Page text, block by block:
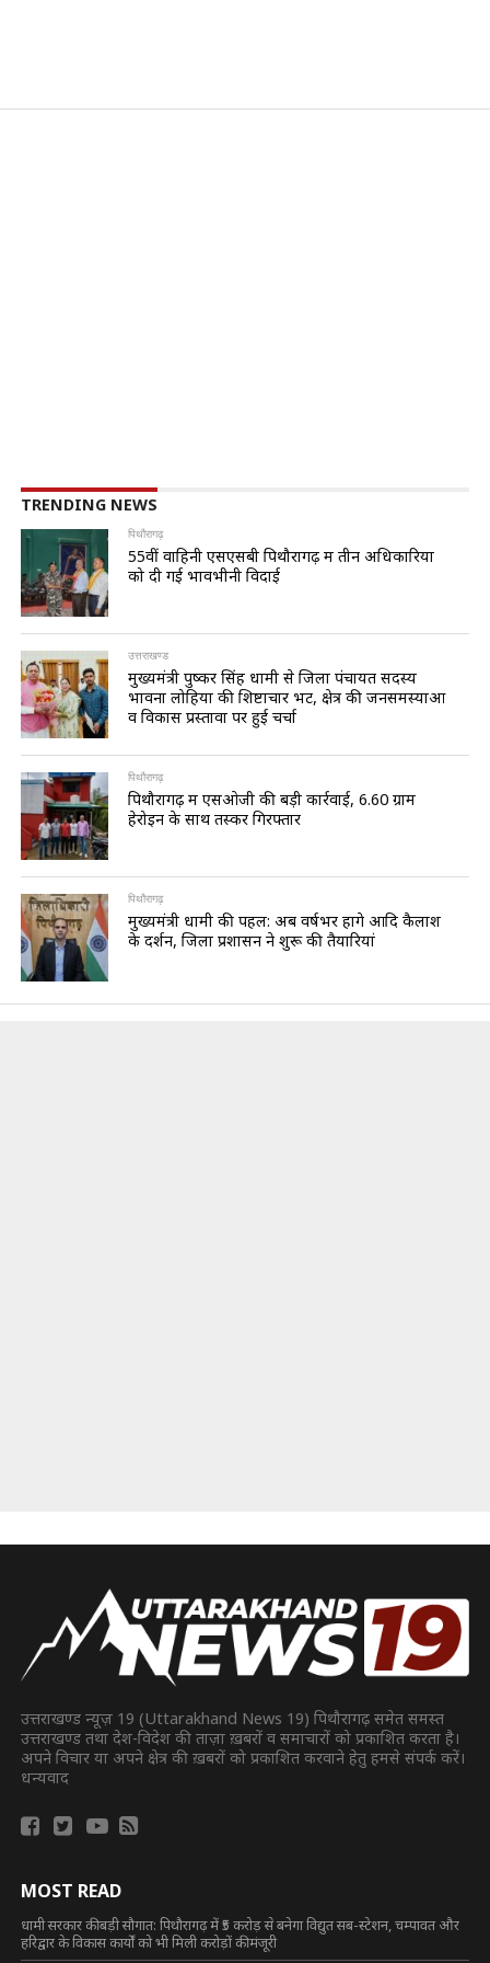
TRENDING NEWS
पिथौरागढ़
55वीं वाहिनी एसएसबी पिथौरागढ़ में तीन अधिकारियों
को दी गई भावभीनी विदाई
उत्तराखण्ड
मुख्यमंत्री पुष्कर सिंह धामी से जिला पंचायत सदस्य
भावना लोहिया की शिष्टाचार भेंट, क्षेत्र की जनसमस्याओं
व विकास प्रस्तावों पर हुई चर्चा
पिथौरागढ़
पिथौरागढ़ में एसओजी की बड़ी कार्रवाई, 6.60 ग्राम
हेरोइन के साथ तस्कर गिरफ्तार
पिथौरागढ़
मुख्यमंत्री धामी की पहल: अब वर्षभर होंगे आदि कैलाश
के दर्शन, जिला प्रशासन ने शुरू की तैयारियां
उत्तराखण्ड न्यूज़ 19 (Uttarakhand News 19) पिथौरागढ़ समेत समस्त
उत्तराखण्ड तथा देश-विदेश की ताज़ा ख़बरों व समाचारों को प्रकाशित करता है।
अपने विचार या अपने क्षेत्र की ख़बरों को प्रकाशित करवाने हेतु हमसे संपर्क करें।
धन्यवाद
MOST READ
धामी सरकार की बड़ी सौगात: पिथौरागढ़ में ₹5 करोड़ से बनेगा विद्युत सब-स्टेशन, चम्पावत और
हरिद्वार के विकास कार्यों को भी मिली करोड़ों की मंजूरी